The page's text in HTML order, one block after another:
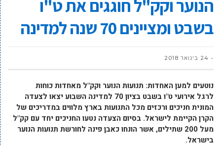
הנוער וקק"ל חוגגים את ט"ו
בשבט ומציינים 70 שנה למדינה
24 בינואר 2018
נוטעים למען האחדות: תנועות הנוער וקק"ל מאחדות כוחות
ל
רגל אירועי ט"ו בשבט בציון 70 למדינה השבוע יצאו לצעדה
המונית חניכים ורכזים מכל התנועות בארץ מלווים במדריכים של
הקרן הקיימת לישראל. בסיום הצעדה נטעו החניכים יחד עם קק"ל
מעל 200 שתילים, אשר הונחו כאבן פינה לחורשת תנועות הנוער
בישראל.